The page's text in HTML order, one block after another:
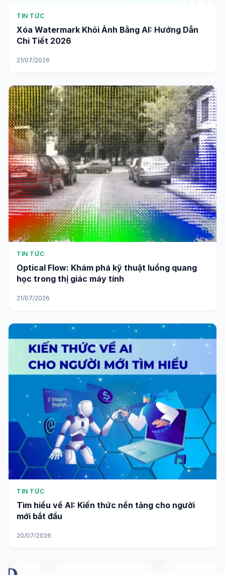
TIN TỨC
Xóa Watermark Khỏi Ảnh Bằng AI: Hướng Dẫn
Chi Tiết 2026
21/07/2026
TIN TỨC
Optical Flow: Khám phá kỹ thuật luồng quang
học trong thị giác máy tính
21/07/2026
TIN TỨC
Tìm hiểu về AI: Kiến thức nền tảng cho người
mới bắt đầu
20/07/2026